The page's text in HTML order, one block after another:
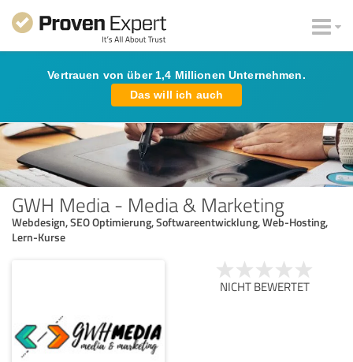
Vertrauen von über 1,4 Millionen Unternehmen.
Das will ich auch
GWH Media - Media & Marketing
Webdesign, SEO Optimierung, Softwareentwicklung, Web-Hosting,
Lern-Kurse
NICHT BEWERTET